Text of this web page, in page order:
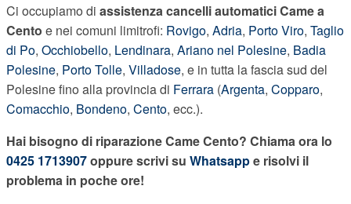
Ci occupiamo di assistenza cancelli automatici Came a
Cento e nei comuni limitrofi: Rovigo, Adria, Porto Viro, Taglio
di Po, Occhiobello, Lendinara, Ariano nel Polesine, Badia
Polesine, Porto Tolle, Villadose, e in tutta la fascia sud del
Polesine fino alla provincia di Ferrara (Argenta, Copparo,
Comacchio, Bondeno, Cento, ecc.).
Hai bisogno di riparazione Came Cento? Chiama ora lo
0425 1713907oppure scrivi su Whatsappe risolvi il
problema in poche ore!